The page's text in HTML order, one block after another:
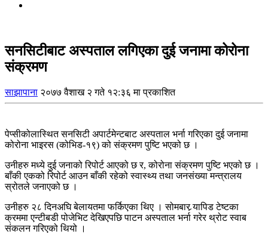
सनसिटीबाट अस्पताल लगिएका दुई जनामा कोरोना
संक्रमण
साझापाना २०७७ वैशाख २ गते १२:३६ मा प्रकाशित
पेप्सीकोलास्थित सनसिटी अपार्टमेन्टबाट अस्पताल भर्ना गरिएका दुई जनामा
कोरोना भाइरस (कोभिड-१९) को संक्रमण पुष्टि भएको छ ।
उनीहरु मध्ये दुई जनाको रिपोर्ट आएको छ र, कोरोना संक्रमण पुष्टि भएको छ ।
बाँकी एकको रिपोर्ट आउन बाँकी रहेको स्वास्थ्य तथा जनसंख्या मन्त्रालय
स्रोतले जनाएको छ ।
उनीहरु २८ दिनअघि बेलायतमा फर्किएका थिए । सोमबार र्‍यापिड टेष्टका
क्रममा एन्टीबडी पोजेभिट देखिएपछि पाटन अस्पताल भर्ना गरेर थ्रोट स्वाब
संकलन गरिएको थियो ।